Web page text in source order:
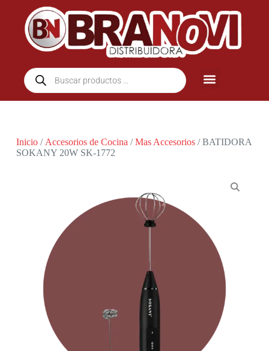
Inicio/ Accesorios de Cocina /Mas Accesorios/ BATIDORA
SOKANY 20W SK-1772